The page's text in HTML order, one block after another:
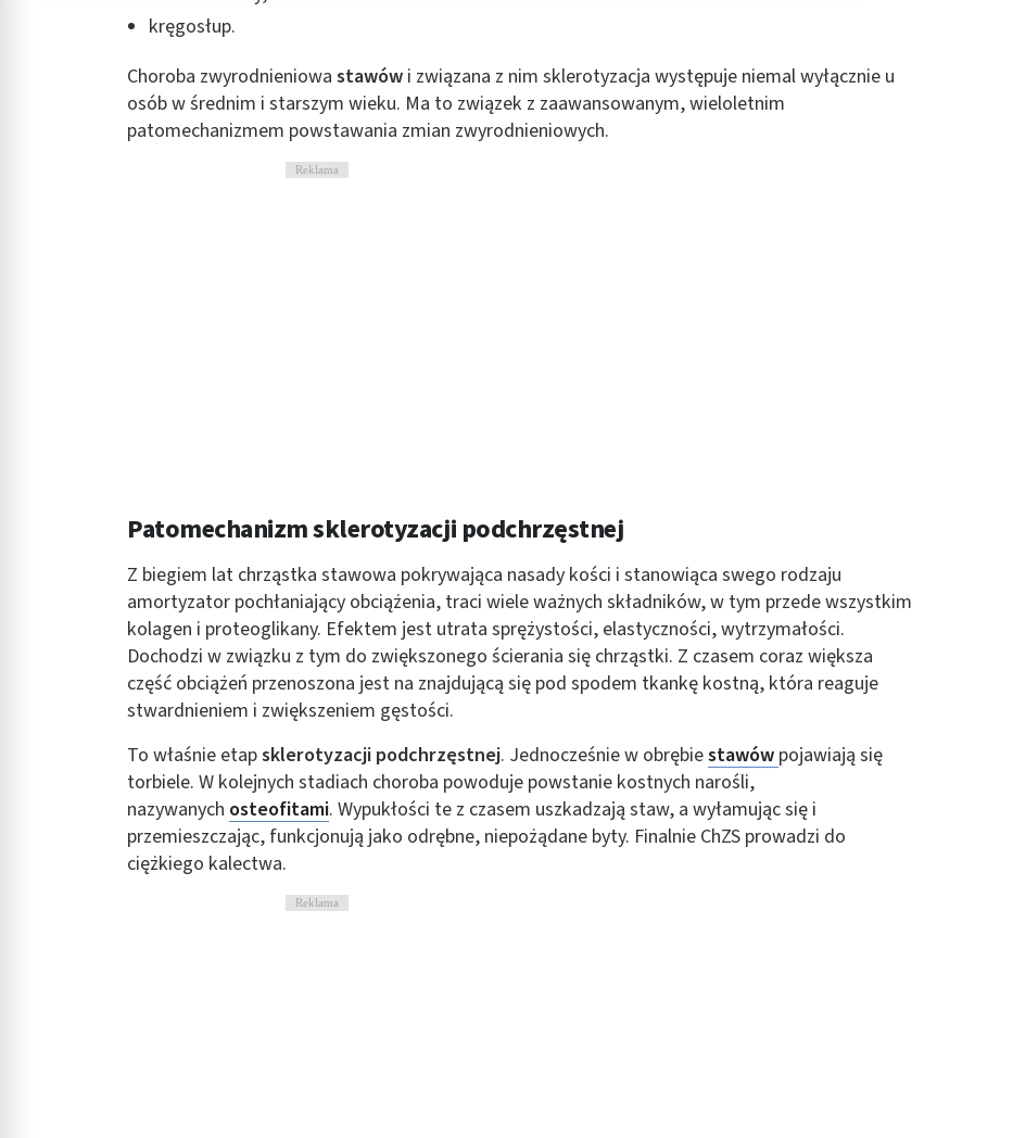
kręgosłup.
Choroba zwyrodnieniowa stawów i związana z nim sklerotyzacja występuje niemal wyłącznie u
osób w średnim i starszym wieku. Ma to związek z zaawansowanym, wieloletnim
patomechanizmem powstawania zmian zwyrodnieniowych.
Reklama
Patomechanizm sklerotyzacji podchrzęstnej
Z biegiem lat chrząstka stawowa pokrywająca nasady kości i stanowiąca swego rodzaju
amortyzator pochłaniający obciążenia, traci wiele ważnych składników, w tym przede wszystkim
kolagen i proteoglikany. Efektem jest utrata sprężystości, elastyczności, wytrzymałości.
Dochodzi w związku z tym do zwiększonego ścierania się chrząstki. Z czasem coraz większa
część obciążeń przenoszona jest na znajdującą się pod spodem tkankę kostną, która reaguje
stwardnieniem i zwiększeniem gęstości.
To właśnie etapsklerotyzacji podchrzęstnej. Jednocześnie w obrębiestawów pojawiają się
torbiele. W kolejnych stadiach choroba powoduje powstanie kostnych narośli,
nazywanych osteofitami. Wypukłości te z czasem uszkadzają staw, a wyłamując się i
przemieszczając, funkcjonują jako odrębne, niepożądane byty. Finalnie ChZS prowadzi do
ciężkiego kalectwa.
Reklama
Tworzenie profili w celu personalizacji treści
Pomiar efektywności reklam
Pomiar efektywności treści
Rozumienie odbiorców dzięki statystyce lub kombinacji danych z różnych źródeł